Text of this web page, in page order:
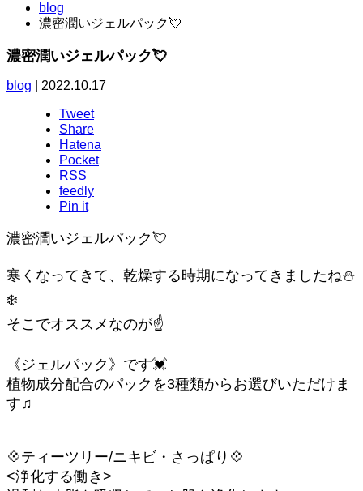
blog
濃密潤いジェルパック💘
濃密潤いジェルパック💘
blog 2022.10.17
Tweet
Share
Hatena
Pocket
RSS
feedly
Pin it
濃密潤いジェルパック💘
寒くなってきて、乾燥する時期になってきましたね⛄️
❄️
そこでオススメなのが☝️
《ジェルパック》です💓
植物成分配合のパックを3種類からお選びいただけま
す♫
💠ティーツリー/ニキビ・さっぱり💠
<浄化する働き>